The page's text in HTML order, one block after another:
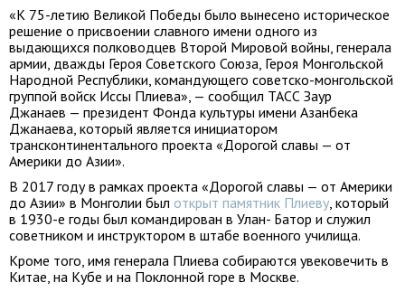
«К 75-летию Великой Победы было вынесено историческое
решение о присвоении славного имени одного из
выдающихся полководцев Второй Мировой войны, генерала
армии, дважды Героя Советского Союза, Героя Монгольской
Народной Республики, командующего советско-монгольской
группой войск Иссы Плиева», — сообщил ТАСС Заур
Джанаев — президент Фонда культуры имени Азанбека
Джанаева, который является инициатором
трансконтинентального проекта «Дорогой славы — от
Америки до Азии».
В 2017 году в рамках проекта «Дорогой славы — от Америки
до Азии» в Монголии был открыт памятник Плиеву, который
в 1930-е годы был командирован в Улан- Батор и служил
советником и инструктором в штабе военного училища.
Кроме того, имя генерала Плиева собираются увековечить в
Китае, на Кубе и на Поклонной горе в Москве.